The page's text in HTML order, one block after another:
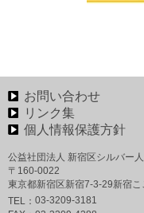
お問い合わせ
リンク集
個人情報保護方針
公益社団法人 新宿区シルバー
〒160-0022
東京都新宿区新宿7-3-29新宿
TEL： 03-3209-3181